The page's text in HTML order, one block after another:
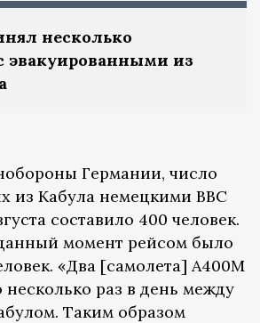
несколько
эвакуированными из
Германии, число
из Кабула немецкими ВВС
составило 400 человек.
момент рейсом было
«Два [самолета] A400M
несколько раз в день между
Таким образом